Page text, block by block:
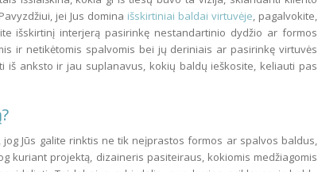
jei Jus domina išskirtiniai baldai virtuvėje, pagalvokite,
išskirtinį interjerą pasirinkę nestandartinio dydžio ar formos
ir netikėtomis spalvomis bei jų deriniais ar pasirinkę virtuvės
iš anksto ir jau suplanavus, kokių baldų ieškosite, keliauti pas
Jūs galite rinktis ne tik neįprastos formos ar spalvos baldus,
kuriant projektą, dizaineris pasiteiraus, kokiomis medžiagomis